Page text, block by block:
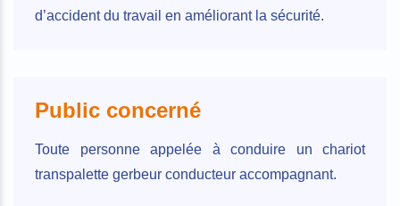
d’accident du travail en améliorant la sécurité.
Public concerné
Toute personne appelée à conduire un chariot
transpalette gerbeur conducteur accompagnant.